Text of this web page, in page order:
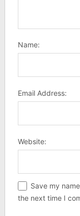
Name:
Email Address:
Website:
Save my
the next time I